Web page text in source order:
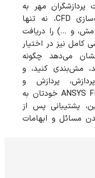
مهر به
عنوان یک گروه مستقل شبیه‌سازی CFD، نه تنها
مش، و …) را دریافت
کامل نیز در اختیار
می‌دهد چگونه
مش‌بندی کنید، و
پردازش و
پس‌پردازش) را در نرم‌افزار ANSYS Fluent خودتان به
پشتیبانی پس از
مسائل و ابهامات